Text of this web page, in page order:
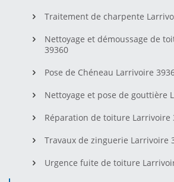
Traitement de charpente
Nettoyage et démoussage de
39360
Pose de Chéneau Larrivoire
Nettoyage et pose de gouttière
Réparation de toiture Larrivoire
Travaux de zinguerie Larrivoire
Urgence fuite de toiture